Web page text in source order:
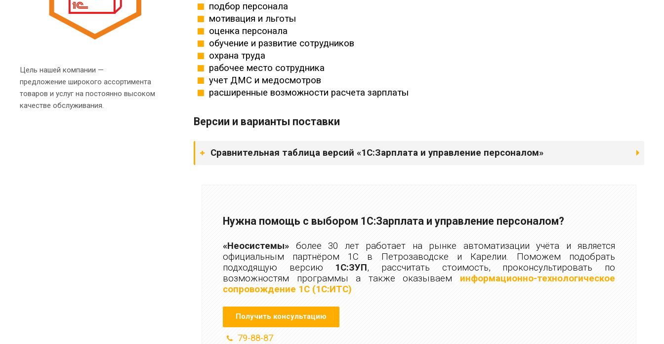
подбор персонала
мотивация и льготы
оценка персонала
обучение и развитие сотрудников
охрана труда
рабочее место сотрудника
учет ДМС и медосмотров
расширенные возможности расчета зарплаты
Версии и варианты поставки
Сравнительная таблица версий «1С:Зарплата и управление персоналом»
Нужна помощь с выбором 1С:Зарплата и управление персоналом?
«Неосистемы» более 30 лет работает на рынке автоматизации учёта и является
официальным партнёром 1С в Петрозаводске и Карелии. Поможем подобрать
подходящую версию 1С:ЗУП, рассчитать стоимость, проконсультировать по
возможностям программы а также оказываем информационно-технологическое
сопровождение 1С (1С:ИТС)
Получить консультацию
79-88-87
Цель нашей компании —
предложение широкого ассортимента
товаров и услуг на постоянно высоком
качестве обслуживания.